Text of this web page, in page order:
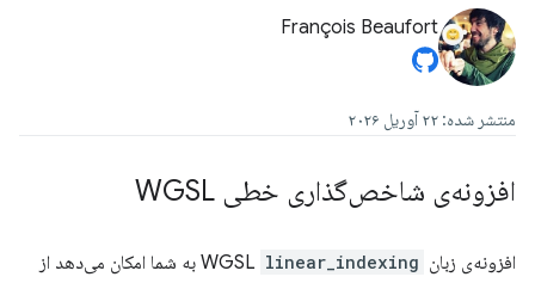
François Beaufort
منتشر شده: ۲۲ آوریل ۲۰۲۶
افزونه‌ی شاخص‌گذاری خطی WGSL
افزونه‌ی زبان WGSL linear_indexing
به شما امکان می‌دهد از